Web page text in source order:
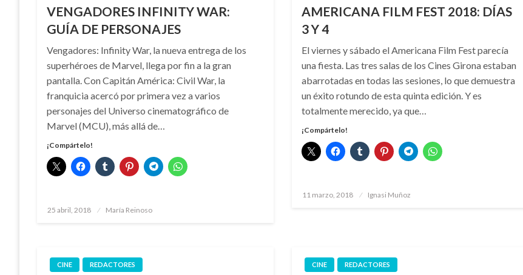
VENGADORES INFINITY WAR:
GUÍA DE PERSONAJES
Vengadores: Infinity War, la nueva entrega de los
superhéroes de Marvel, llega por fin a la gran
pantalla. Con Capitán América: Civil War, la
franquicia acercó por primera vez a varios
personajes del Universo cinematográfico de
Marvel (MCU), más allá de…
¡Compártelo!
Publicado
25 abril, 2018 María Reinoso
AMERICANA FILM FEST 2018: DÍAS
3 Y 4
El viernes y sábado el Americana Film Fest parecía
una fiesta. Las tres salas de los Cines Girona estaban
abarrotadas en todas las sesiones, lo que demuestra
un éxito rotundo de esta quinta edición. Y es
totalmente merecido, ya que…
¡Compártelo!
Publicado
11 marzo, 2018 Ignasi Muñoz
CINE REDACTORES CINE REDACTORES